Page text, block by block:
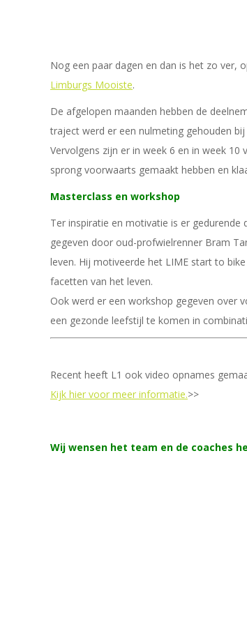
Nog een paar dagen en dan is het zo ver,
Limburgs Mooiste.
De afgelopen maanden hebben de
traject werd er een nulmeting gehouden
Vervolgens zijn er in week 6 en in week
sprong voorwaarts gemaakt hebben en
Masterclass en workshop
Ter inspiratie en motivatie is er
gegeven door oud-profwielrenner Bram
leven. Hij motiveerde het LIME start to
facetten van het leven.
Ook werd er een workshop gegeven over
een gezonde leefstijl te komen in
Recent heeft L1 ook video opnames
Kijk hier voor meer informatie.>>
Wij wensen het team en de coaches